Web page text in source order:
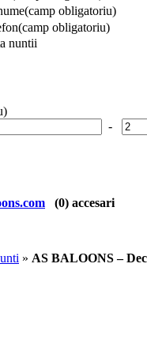
obligatoriu)
obligatoriu)
nuntii
-
(0) accesari
» AS BALOONS –